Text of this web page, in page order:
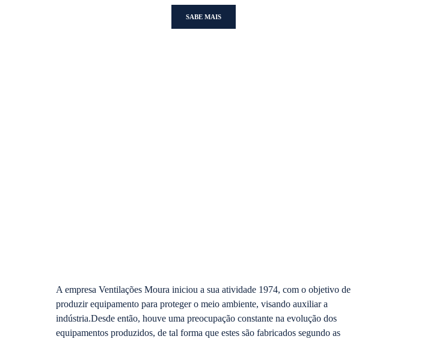
SABE MAIS
A empresa Ventilações Moura iniciou a sua atividade 1974, com o objetivo de
produzir equipamento para proteger o meio ambiente, visando auxiliar a
indústria.Desde então, houve uma preocupação constante na evolução dos
equipamentos produzidos, de tal forma que estes são fabricados segundo as